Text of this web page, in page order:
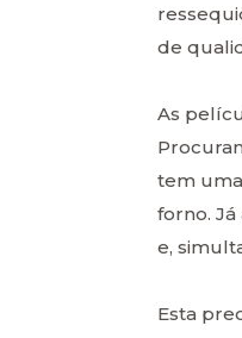
de
As
tem
forno.
e,
Esta